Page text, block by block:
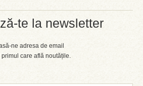
te la newsletter
ne adresa de email
primul care află noutățile.